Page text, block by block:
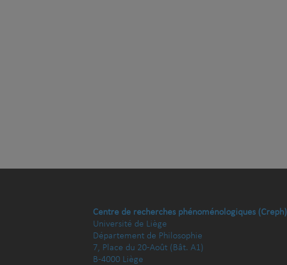
Centre de recherches phénoménologiques (Creph)
Université de Liège
Département de Philosophie
7, Place du 20-Août (Bât. A1)
B-4000 Liège